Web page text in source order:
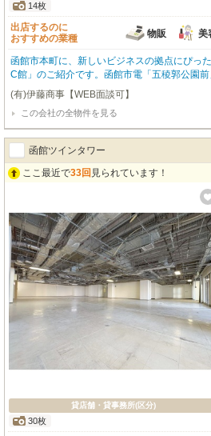
14枚
出店するのに
おすすめの業種
物販 美
函館市本町に、新しいビジネスの拠点にぴっ
C館」のご紹介です。函館市電「五稜郭公園
う、アクセス抜群の駅近立地が魅力！丸井デ
も嬉しいポイントですね。周辺にはココカラ
館ロフト、スターバックス、シエスタハコダ
分圏内に充実しており、ビジネスにもプライ
きの7階、広々とした64.62㎡の空間は、小売
所、教養教室など幅広い業種に対応可能。エ
男女別トイレも完備しており、快適にお仕事
形にしませんか？お気軽にお問い合わせくだ
のでご注意くださいませ（7階の共用部分に給
(有)伊藤商事【WEB面談可】
この会社の全物件を見る
函館ツインタワー
ここ最近で33回 見られています！
貸店舗・貸事務所(区分)
30枚